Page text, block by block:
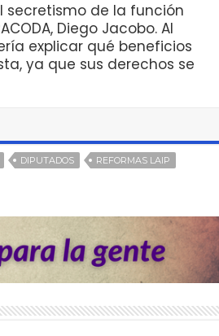
secretismo de la función
Diego Jacobo. Al
explicar qué beneficios
ya que sus derechos se
DIPUTADOS
REFORMAS LAIP